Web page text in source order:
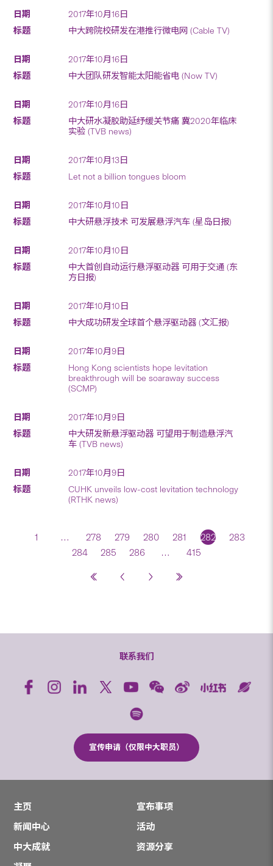
2017年10月16日
中大跨院校研发在港推行微电网 (Cable TV)
2017年10月16日
中大团队研发智能太阳能省电 (Now TV)
2017年10月16日
中大研水凝胶助延纾缓关节痛 冀2020年临床
实验 (TVB news)
2017年10月13日
Let not a billion tongues bloom
2017年10月10日
中大研悬浮技术 可发展悬浮汽车 (星岛日报)
2017年10月10日
中大首创自动运行悬浮驱动器 可用于交通 (东
方日报)
2017年10月10日
中大成功研发全球首个悬浮驱动器 (文汇报)
2017年10月9日
Hong Kong scientists hope levitation
breakthrough will be soaraway success
(SCMP)
2017年10月9日
中大研发新悬浮驱动器 可望用于制造悬浮汽
车 (TVB news)
2017年10月9日
CUHK unveils low-cost levitation technology
(RTHK news)
1 … 278 279 280 281 282
283
284
285 286 … 415
联系我们
宣传申请（仅限中大职员）
主页
宣布事项
新闻中心
活动
中大成就
资源分享